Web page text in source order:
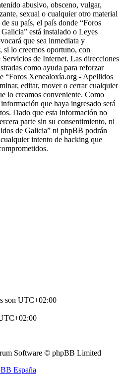
abusivo, obsceno, vulgar,
sexual o cualquier otro material
su país, el país donde “Foros
está instalado o Leyes
que sea inmediata y
si lo creemos oportuno, con
de Internet. Las direcciones
como ayuda para reforzar
“Foros Xenealoxía.org - Apellidos
editar, mover o cerrar cualquier
lo creamos conveniente. Como
que haya ingresado será
Dado que esta información no
parte sin su consentimiento, ni
de Galicia” ni phpBB podrán
intento de hacking que
son UTC+02:00
Software © phpBB Limited
España